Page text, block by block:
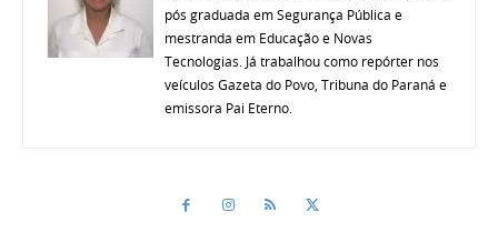
pós graduada em Segurança Pública e
mestranda em Educação e Novas
Tecnologias. Já trabalhou como repórter nos
veículos Gazeta do Povo, Tribuna do Paraná e
emissora Pai Eterno.